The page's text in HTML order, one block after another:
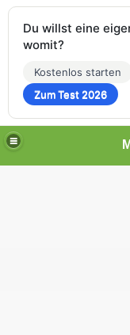
Du willst eine
womit?
Kostenlos starten
Zum Test 2026